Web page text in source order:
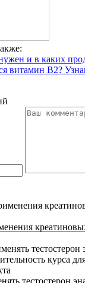
и в каких
витамин В2?
тестостерон
КАК